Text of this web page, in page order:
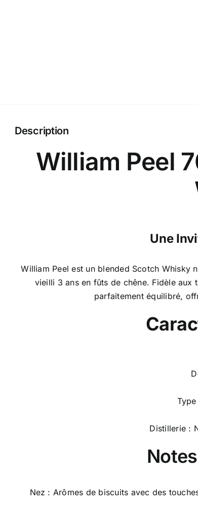
Description
William Peel
Une
William Peel est un blended Scotch Whisky
vieilli 3 ans en fûts de chêne. Fidèle
parfaitement équilibré,
Distillerie :
Nez : Arômes de biscuits avec des